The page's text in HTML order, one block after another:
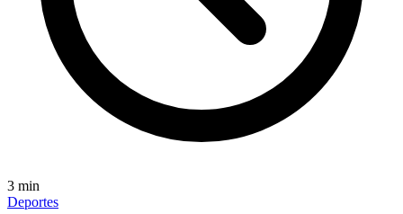
3 min
Deportes